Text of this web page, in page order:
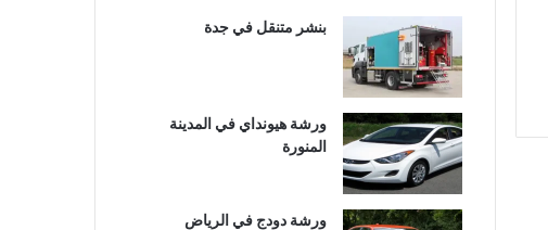
بنشر متنقل في جدة
ورشة هيونداي في المدينة
المنورة
ورشة دودج في الرياض